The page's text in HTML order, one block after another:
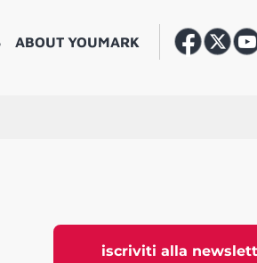
ABOUT YOUMARK
iscriviti alla